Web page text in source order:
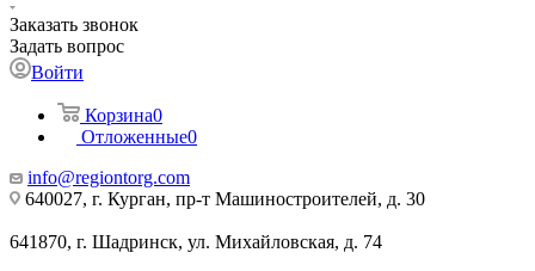
Заказать звонок
Задать вопрос
Войти
Корзина0
Отложенные0
info@regiontorg.com
640027, г. Курган, пр-т Машиностроителей, д. 30
641870, г. Шадринск, ул. Михайловская, д. 74